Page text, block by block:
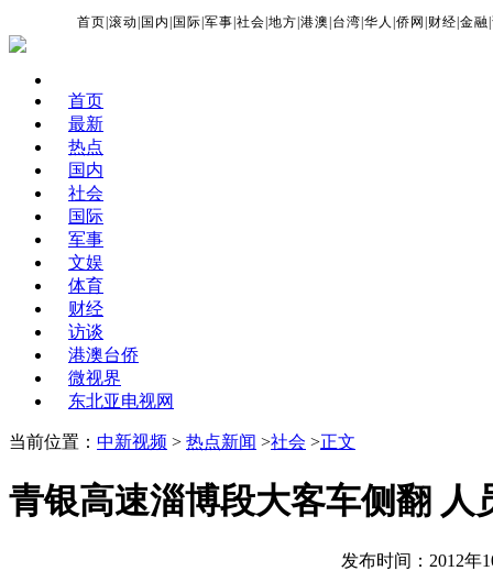
首页 |滚动 国内 国际 |军事 |社会 |地方 |港澳 台湾 |华人 |侨网 财经 |金融 |
首页
最新
热点
国内
社会
国际
军事
文娱
体育
财经
访谈
港澳台侨
微视界
东北亚电视网
当前位置： 中新视频 > 热点新闻 >社会 >正文
青银高速淄博段大客车侧翻 人
发布时间：2012年